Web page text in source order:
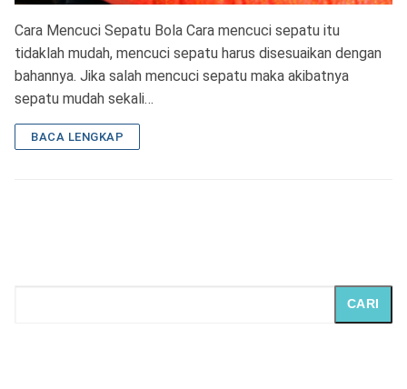
Cara Mencuci Sepatu Bola Cara mencuci sepatu itu
tidaklah mudah, mencuci sepatu harus disesuaikan dengan
bahannya. Jika salah mencuci sepatu maka akibatnya
sepatu mudah sekali…
BACA LENGKAP
CARI